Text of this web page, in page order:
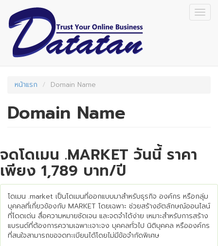
main
content
หน้าแรก Domain Name
Domain Name
จดโดเมน .MARKET วันนี้ ราคา
เพียง 1,789 บาท/ปี
โดเมน .market เป็นโดเมนที่ออกแบบมาสำหรับธุรกิจ องค์กร หรือกลุ่ม
บุคคลที่เกี่ยวข้องกับ MARKET โดยเฉพาะ ช่วยสร้างอัตลักษณ์ออนไลน์
ที่โดดเด่น สื่อความหมายชัดเจน และจดจำได้ง่าย เหมาะสำหรับการสร้าง
แบรนด์ที่ต้องการความเฉพาะเจาะจง บุคคลทั่วไป นิติบุคคล หรือองค์กร
ที่สนใจสามารถขอจดทะเบียนได้โดยไม่มีข้อจำกัดพิเศษ